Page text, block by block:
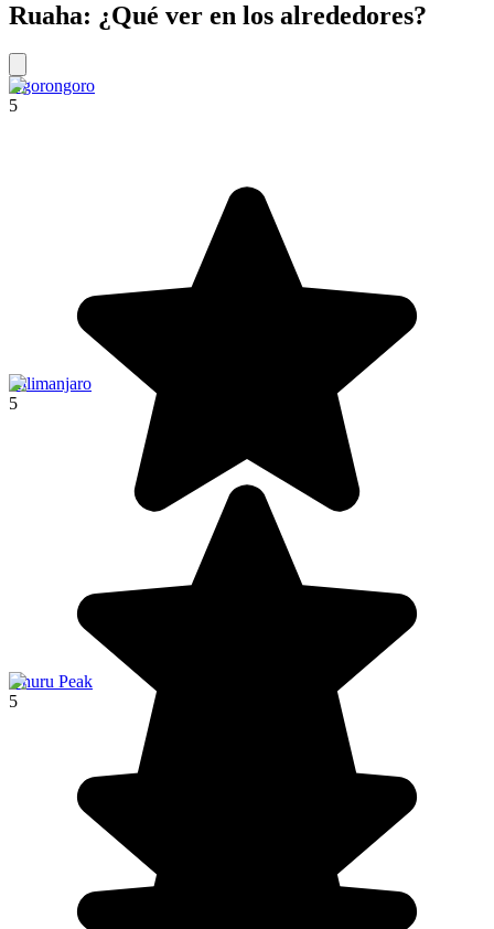
Ruaha: ¿Qué ver en los alrededores?
Ngorongoro
5
Kilimanjaro
5
Uhuru Peak
5